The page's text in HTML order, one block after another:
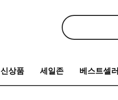
신상품 세일존 베스트셀러